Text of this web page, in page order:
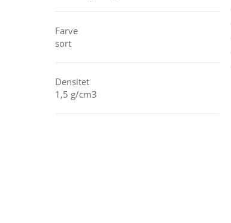
Farve
sort
Densitet
1,5 g/cm3